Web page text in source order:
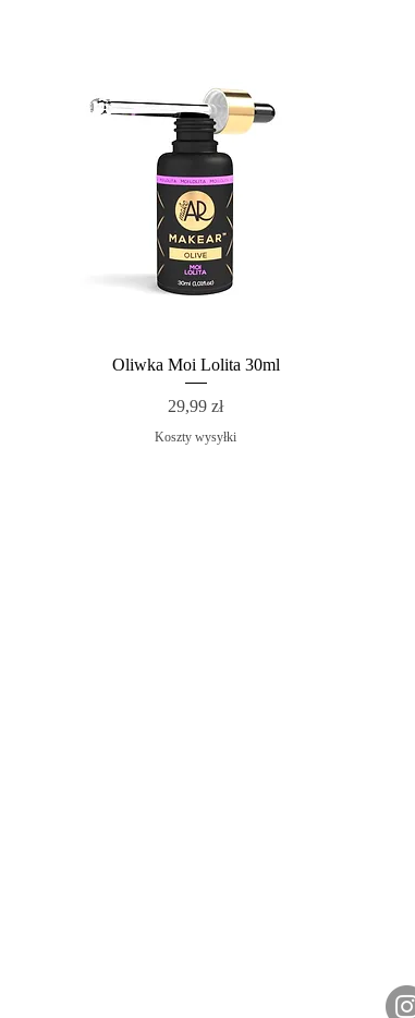
Oliwka Moi Lolita 30ml
Cena
29,99 zł
Koszty wysyłki